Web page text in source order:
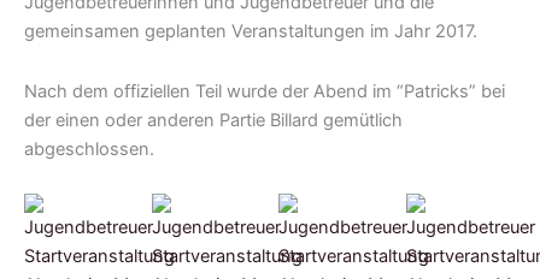
gemeinsamen geplanten Veranstaltungen im Jahr 2017.
Nach dem offiziellen Teil wurde der Abend im “Patricks” bei
der einen oder anderen Partie Billard gemütlich
abgeschlossen.